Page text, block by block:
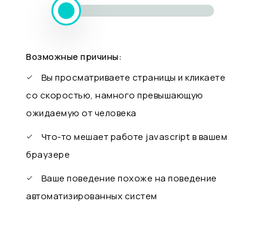
Возможные причины:
Вы просматриваете страницы и кликаете
со скоростью, намного превышающую
ожидаемую от человека
Что-то мешает работе javascript в вашем
браузере
Ваше поведение похоже на поведение
автоматизированных систем